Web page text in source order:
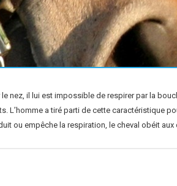
nez, il lui est impossible de respirer par la
L’homme a tiré parti de cette caractéristique
ou empêche la respiration, le cheval obéit